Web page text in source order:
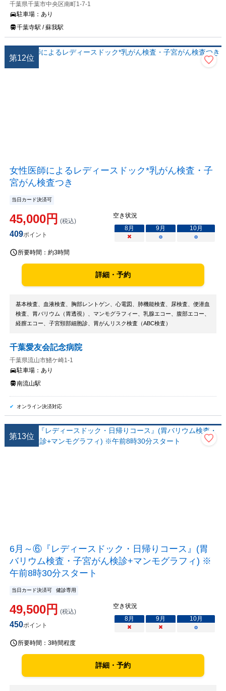
千葉県千葉市中央区南町1-7-1
駐車場： あり
千葉寺駅 / 蘇我駅
第12位
女性医師によるレディースドック*乳がん検査・子
宮がん検査つき
当日カード決済可
45,000円 (税込)
409ポイント
空き状況
8月 9月 10月
×
○ ○
所要時間： 約3時間
詳細・予約
基本検査、血液検査、胸部レントゲン、心電図、肺機能検査、尿検査、便潜血
検査、胃バリウム（胃透視）、マンモグラフィー、乳腺エコー、腹部エコー、
経膣エコー、子宮頸部細胞診、胃がんリスク検査（ABC検査）
千葉愛友会記念病院
千葉県流山市鰭ケ崎1-1
駐車場： あり
南流山駅
オンライン決済対応
第13位
6月～⑥『レディースドック・日帰りコース』(胃
バリウム検査・子宮がん検診+マンモグラフィ) ※
午前8時30分スタート
当日カード決済可 健診専用
49,500円 (税込)
450ポイント
空き状況
8月 9月 10月
×
× ○
所要時間： 3時間程度
詳細・予約